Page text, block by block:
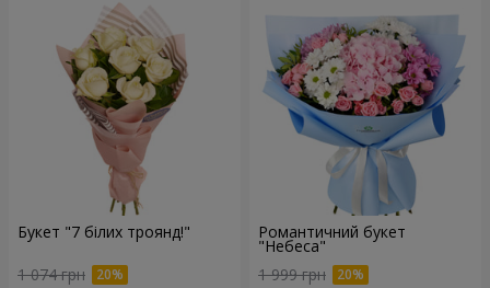
Букет "7 білих троянд!"
1 074 грн
Романтичний букет
"Небеса"
1 999 грн